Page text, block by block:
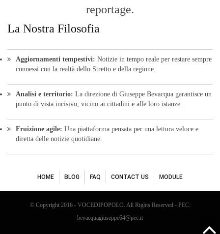
reportage.
La Nostra Filosofia
Aggiornamenti tempestivi: Notizie in tempo reale per restare sempre
connessi con la realtà dello Stretto e della regione.
Analisi e territorio: La direzione di Giuseppe Bevacqua garantisce un
punto di vista incisivo, vicino ai cittadini e alle loro istanze.
Fruizione agile: Una piattaforma pensata per una lettura veloce e
diretta delle notizie quotidiane.
HOME BLOG FAQ CONTACT US MODULE
© Copyright 2016 - VOCEDIPOPOLO. All Rights Reserved - PEC:
bevacquagiuseppe64@pec.it